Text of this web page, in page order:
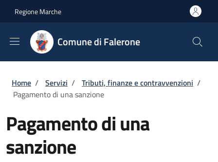
Regione Marche
Comune di Falerone
Briciole di pane
Home / Servizi / Tributi, finanze e contravvenzioni /
Pagamento di una sanzione
Pagamento di una
sanzione